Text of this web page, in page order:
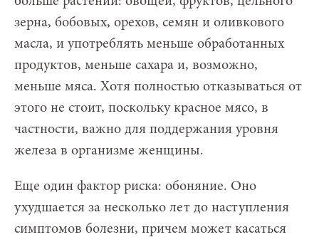
зерна, бобовых, орехов, семян и оливкового
масла, и употреблять меньше обработанных
продуктов, меньше сахара и, возможно,
меньше мяса. Хотя полностью отказываться от
этого не стоит, поскольку красное мясо, в
частности, важно для поддержания уровня
железа в организме женщины.
Еще один фактор риска: обоняние. Оно
ухудшается за несколько лет до наступления
симптомов болезни, причем может касаться